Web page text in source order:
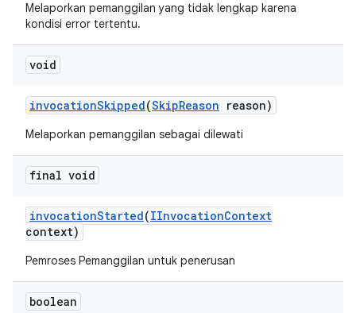
Melaporkan pemanggilan yang tidak lengkap karena
kondisi error tertentu.
void
invocationSkipped(SkipReason reason)
Melaporkan pemanggilan sebagai dilewati
final void
invocationStarted(IInvocationContext
context)
Pemroses Pemanggilan untuk penerusan
boolean